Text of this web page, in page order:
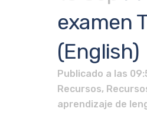
examen
(English)
Publicado a las
Recursos,
aprendizaje de